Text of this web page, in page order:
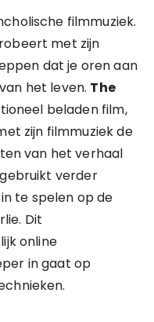
filmmuziek.
met zijn
dat je oren aan
het leven. The
beladen film,
zijn filmmuziek de
van het verhaal
gebruikt verder
te spelen op de
Dit
online
in gaat op